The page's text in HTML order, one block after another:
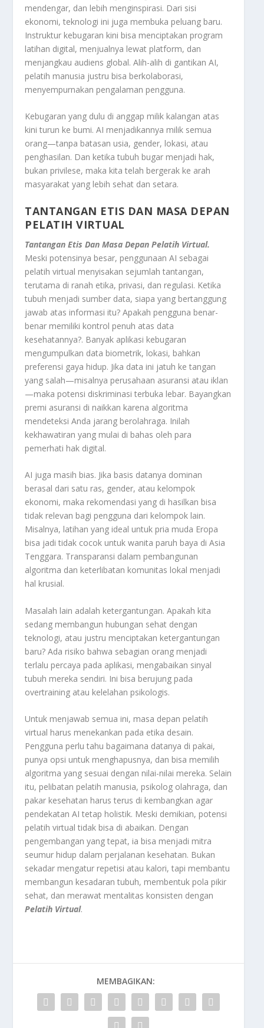
mendengar, dan lebih menginspirasi. Dari sisi
ekonomi, teknologi ini juga membuka peluang baru.
Instruktur kebugaran kini bisa menciptakan program
latihan digital, menjualnya lewat platform, dan
menjangkau audiens global. Alih-alih di gantikan AI,
pelatih manusia justru bisa berkolaborasi,
menyempurnakan pengalaman pengguna.
Kebugaran yang dulu di anggap milik kalangan atas
kini turun ke bumi. AI menjadikannya milik semua
orang—tanpa batasan usia, gender, lokasi, atau
penghasilan. Dan ketika tubuh bugar menjadi hak,
bukan privilese, maka kita telah bergerak ke arah
masyarakat yang lebih sehat dan setara.
TANTANGAN ETIS DAN MASA DEPAN
PELATIH VIRTUAL
Tantangan Etis Dan Masa Depan Pelatih Virtual.
Meski potensinya besar, penggunaan AI sebagai
pelatih virtual menyisakan sejumlah tantangan,
terutama di ranah etika, privasi, dan regulasi. Ketika
tubuh menjadi sumber data, siapa yang bertanggung
jawab atas informasi itu? Apakah pengguna benar-
benar memiliki kontrol penuh atas data
kesehatannya?. Banyak aplikasi kebugaran
mengumpulkan data biometrik, lokasi, bahkan
preferensi gaya hidup. Jika data ini jatuh ke tangan
yang salah—misalnya perusahaan asuransi atau iklan
—maka potensi diskriminasi terbuka lebar. Bayangkan
premi asuransi di naikkan karena algoritma
mendeteksi Anda jarang berolahraga. Inilah
kekhawatiran yang mulai di bahas oleh para
pemerhati hak digital.
AI juga masih bias. Jika basis datanya dominan
berasal dari satu ras, gender, atau kelompok
ekonomi, maka rekomendasi yang di hasilkan bisa
tidak relevan bagi pengguna dari kelompok lain.
Misalnya, latihan yang ideal untuk pria muda Eropa
bisa jadi tidak cocok untuk wanita paruh baya di Asia
Tenggara. Transparansi dalam pembangunan
algoritma dan keterlibatan komunitas lokal menjadi
hal krusial.
Masalah lain adalah ketergantungan. Apakah kita
sedang membangun hubungan sehat dengan
teknologi, atau justru menciptakan ketergantungan
baru? Ada risiko bahwa sebagian orang menjadi
terlalu percaya pada aplikasi, mengabaikan sinyal
tubuh mereka sendiri. Ini bisa berujung pada
overtraining atau kelelahan psikologis.
Untuk menjawab semua ini, masa depan pelatih
virtual harus menekankan pada etika desain.
Pengguna perlu tahu bagaimana datanya di pakai,
punya opsi untuk menghapusnya, dan bisa memilih
algoritma yang sesuai dengan nilai-nilai mereka. Selain
itu, pelibatan pelatih manusia, psikolog olahraga, dan
pakar kesehatan harus terus di kembangkan agar
pendekatan AI tetap holistik. Meski demikian, potensi
pelatih virtual tidak bisa di abaikan. Dengan
pengembangan yang tepat, ia bisa menjadi mitra
seumur hidup dalam perjalanan kesehatan. Bukan
sekadar mengatur repetisi atau kalori, tapi membantu
membangun kesadaran tubuh, membentuk pola pikir
sehat, dan merawat mentalitas konsisten dengan
Pelatih Virtual.
MEMBAGIKAN: